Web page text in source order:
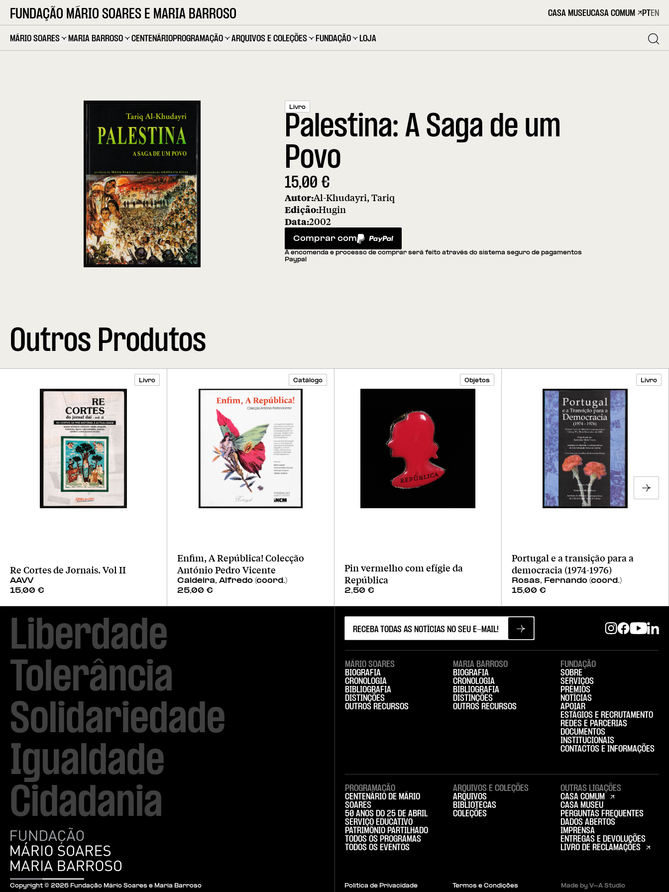
FUNDAÇÃO MÁRIO SOARES E MARIA BARROSO CASA MUSEUCASA COMUM PTEN
MÁRIO SOARES MARIA BARROSO CENTENÁRIOPROGRAMAÇÃO ARQUIVOS E COLEÇÕES FUNDAÇÃO LOJA
Livro
Palestina: A Saga de um
Povo
15,00 €
Autor:Al-Khudayri, Tariq
Edição:Hugin
Data:2002
Comprar com
PayPal
A encomenda e processo de comprar será feito através do sistema seguro de pagamentos
Paypal
Outros Produtos
Livro
Re Cortes de Jornais. Vol II
AAVV
15,00 €
Catálogo
Enfim, A República! Colecção
António Pedro Vicente
Caldeira, Alfredo (coord.)
25,00 €
Objetos
Pin vermelho com efígie da
República
2,50 €
Livro
Portugal e a transição para a
democracia (1974-1976)
Rosas, Fernando (coord.)
15,00 €
Liberdade
Tolerância
Solidariedade
Igualdade
Cidadania
Copyright © 2026 Fundação Mário Soares e Maria Barroso
MÁRIO SOARES
BIOGRAFIA
CRONOLOGIA
BIBLIOGRAFIA
DISTINÇÕES
OUTROS RECURSOS
MARIA BARROSO
BIOGRAFIA
CRONOLOGIA
BIBLIOGRAFIA
DISTINÇÕES
OUTROS RECURSOS
FUNDAÇÃO
SOBRE
SERVIÇOS
PRÉMIOS
NOTÍCIAS
APOIAR
ESTÁGIOS E RECRUTAMENTO
REDES E PARCERIAS
DOCUMENTOS
INSTITUCIONAIS
CONTACTOS E INFORMAÇÕES
PROGRAMAÇÃO
CENTENÁRIO DE MÁRIO
SOARES
50 ANOS DO 25 DE ABRIL
SERVIÇO EDUCATIVO
PATRIMÓNIO PARTILHADO
TODOS OS PROGRAMAS
TODOS OS EVENTOS
ARQUIVOS E COLEÇÕES
ARQUIVOS
BIBLIOTECAS
COLEÇÕES
OUTRAS LIGAÇÕES
CASA COMUM
CASA MUSEU
PERGUNTAS FREQUENTES
DADOS ABERTOS
IMPRENSA
ENTREGAS E DEVOLUÇÕES
LIVRO DE RECLAMAÇÕES
Política de Privacidade Termos e Condições Made by V–A Studio